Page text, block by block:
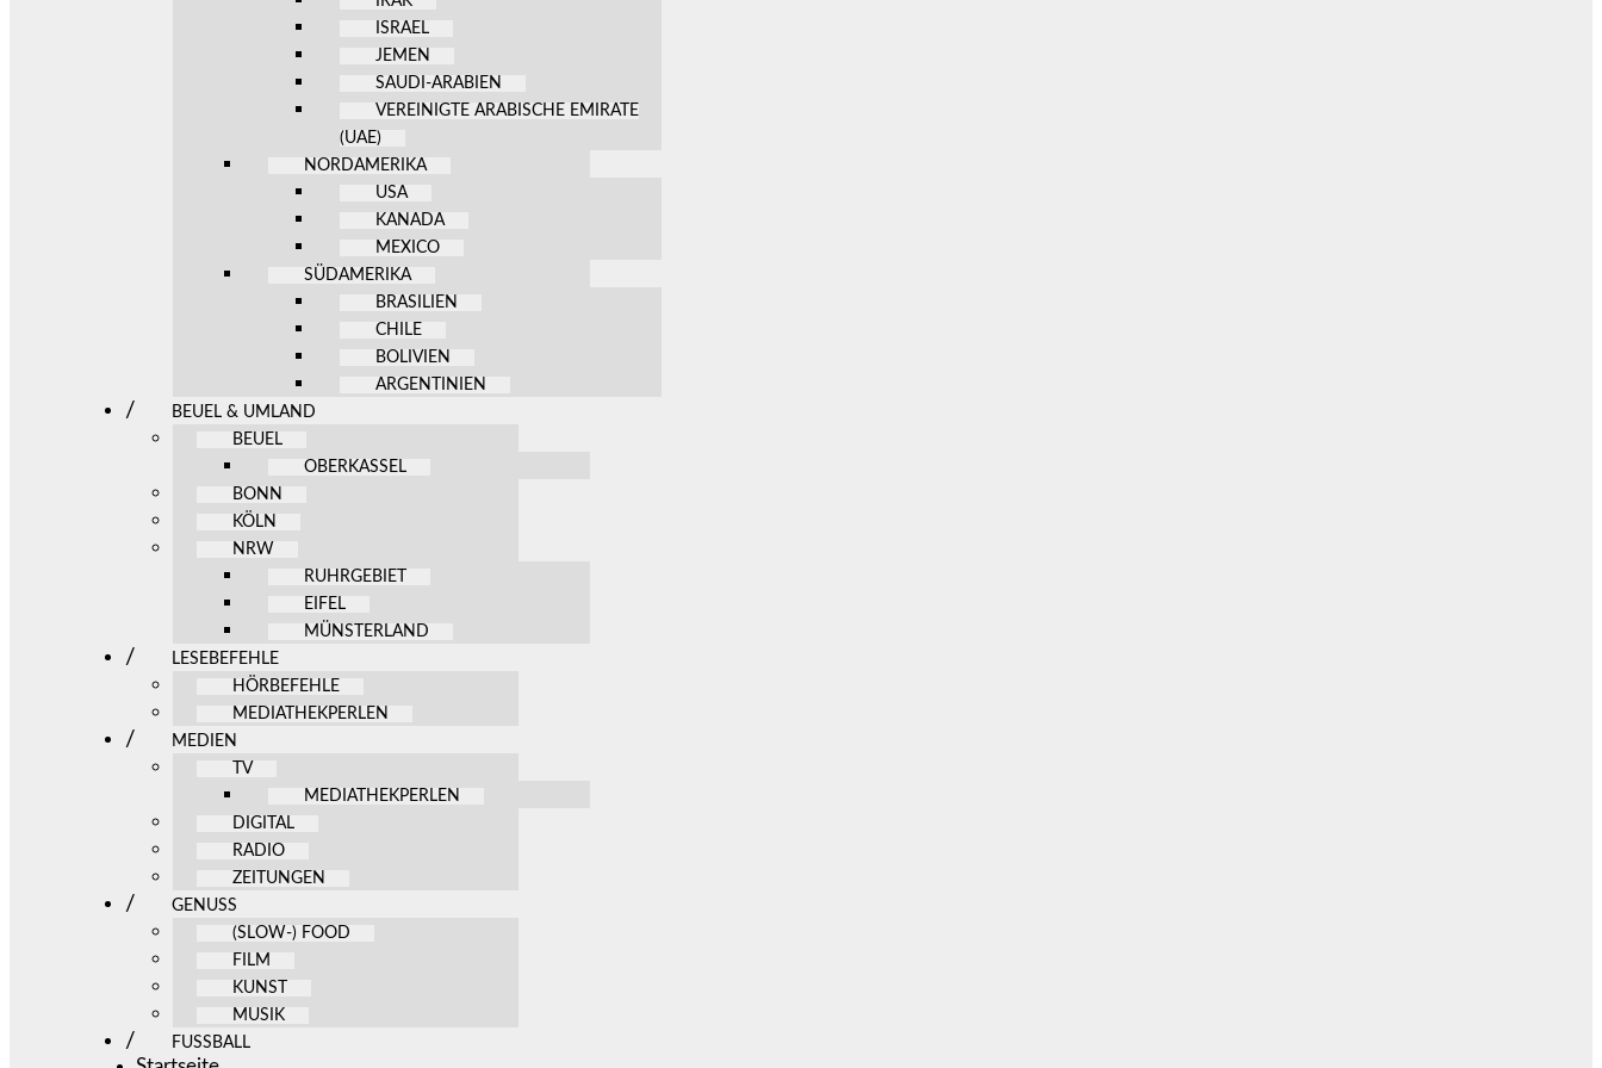
ISRAEL
JEMEN
SAUDI-ARABIEN
VEREINIGTE ARABISCHE EMIRATE
(UAE)
NORDAMERIKA
USA
KANADA
MEXICO
SÜDAMERIKA
BRASILIEN
CHILE
BOLIVIEN
ARGENTINIEN
BEUEL & UMLAND
BEUEL
OBERKASSEL
BONN
KÖLN
NRW
RUHRGEBIET
EIFEL
MÜNSTERLAND
LESEBEFEHLE
HÖRBEFEHLE
MEDIATHEKPERLEN
MEDIEN
TV
MEDIATHEKPERLEN
DIGITAL
RADIO
ZEITUNGEN
GENUSS
(SLOW-) FOOD
FILM
KUNST
MUSIK
FUSSBALL